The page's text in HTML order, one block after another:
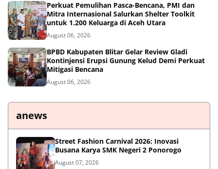
Perkuat Pemulihan Pasca-Bencana, PMI dan
Mitra Internasional Salurkan Shelter Toolkit
untuk 1.200 Keluarga di Aceh Utara
August 06, 2026
BPBD Kabupaten Blitar Gelar Review Gladi
Kontinjensi Erupsi Gunung Kelud Demi Perkuat
Mitigasi Bencana
August 06, 2026
anews
Street Fashion Carnival 2026: Inovasi
Busana Karya SMK Negeri 2 Ponorogo
August 07, 2026